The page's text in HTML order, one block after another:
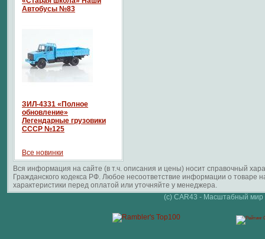
Автобусы №83
ЗИЛ-4331 «Полное
обновление»
Легендарные грузовики
СССР №125
Все новинки
Вся информация на сайте (в т.ч. описания и цены) носит справочный
Гражданского кодекса РФ. Любое несоответствие информации о
характеристики перед оплатой или уточняйте у менеджера.
(c) CAR43 - Масштабный мир